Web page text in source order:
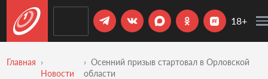
18+
Главная
Новости
Осенний призыв стартовал в Орловской
области